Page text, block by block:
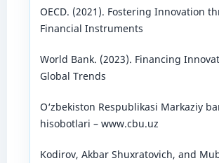
OECD. (2021). Fostering Innovation
Financial Instruments
World Bank. (2023). Financing
Global Trends
O‘zbekiston Respublikasi Markaziy
hisobotlari – www.cbu.uz
Kodirov, Akbar Shuxratovich, and